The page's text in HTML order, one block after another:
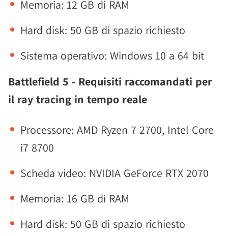
Memoria: 12 GB di RAM
Hard disk: 50 GB di spazio richiesto
Sistema operativo: Windows 10 a 64 bit
Battlefield 5 - Requisiti raccomandati per
il ray tracing in tempo reale
Processore: AMD Ryzen 7 2700, Intel Core
i7 8700
Scheda video: NVIDIA GeForce RTX 2070
Memoria: 16 GB di RAM
Hard disk: 50 GB di spazio richiesto